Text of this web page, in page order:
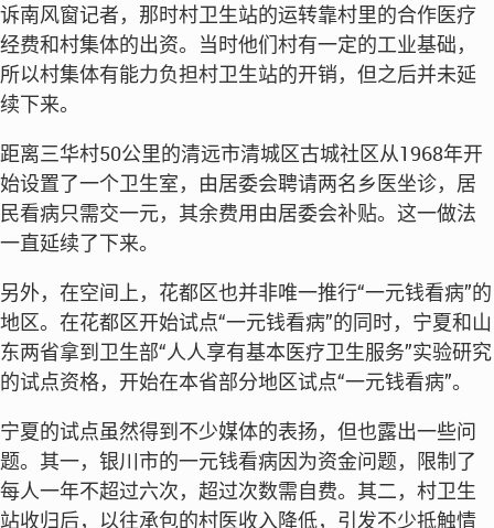
诉南风窗记者，那时村卫生站的运转靠村里的合作医疗
经费和村集体的出资。当时他们村有一定的工业基础，
所以村集体有能力负担村卫生站的开销，但之后并未延
续下来。
距离三华村50公里的清远市清城区古城社区从1968年开
始设置了一个卫生室，由居委会聘请两名乡医坐诊，居
民看病只需交一元，其余费用由居委会补贴。这一做法
一直延续了下来。
另外，在空间上，花都区也并非唯一推行“一元钱看病”的
地区。在花都区开始试点“一元钱看病”的同时，宁夏和山
东两省拿到卫生部“人人享有基本医疗卫生服务”实验研究
的试点资格，开始在本省部分地区试点“一元钱看病”。
宁夏的试点虽然得到不少媒体的表扬，但也露出一些问
题。其一，银川市的一元钱看病因为资金问题，限制了
每人一年不超过六次，超过次数需自费。其二，村卫生
站收归后，以往承包的村医收入降低，引发不少抵触情